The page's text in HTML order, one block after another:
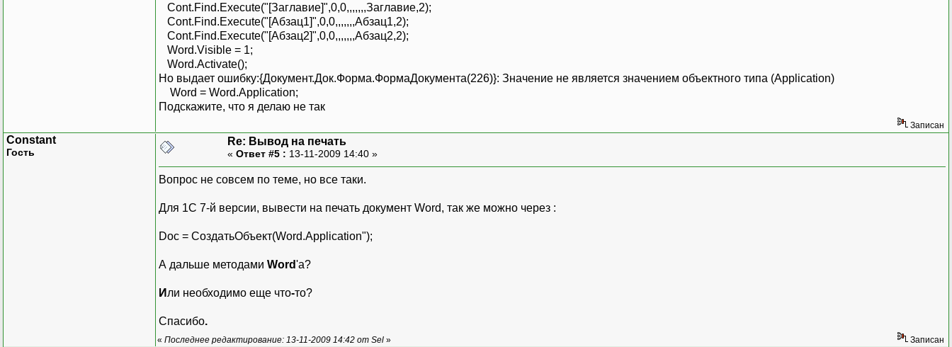
Cont.Find.Execute("[Заглавие]",0,0,,,,,,,Заглавие,2);
Cont.Find.Execute("[Абзац1]",0,0,,,,,,,Абзац1,2);
Cont.Find.Execute("[Абзац2]",0,0,,,,,,,Абзац2,2);
Word.Visible = 1;
Word.Activate();
Но выдает ошибку:{Документ.Док.Форма.ФормаДокумента(226)}: Значение не является значением объектного типа (Application)
Word = Word.Application;
Подскажите, что я делаю не так
Записан
Constant
Гость
Re: Вывод на печать
« Ответ #5 : 13-11-2009 14:40 »
Вопрос не совсем по теме, но все таки.
Для 1С 7-й версии, вывести на печать документ Word, так же можно через :
Doc = СоздатьОбъект(Word.Application");
А дальше методами Word'а?
И ли необходимо еще что-то?
Спасибо.
« Последнее редактирование: 13-11-2009 14:42 от Sel » Записан